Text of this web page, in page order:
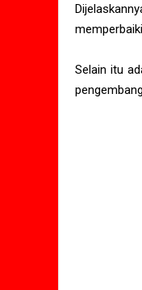
Selain itu